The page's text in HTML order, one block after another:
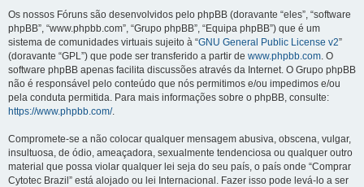
Os nossos Fóruns são desenvolvidos pelo phpBB (doravante “eles”, “software
phpBB”, “www.phpbb.com”, “Grupo phpBB”, “Equipa phpBB”) que é um
sistema de comunidades virtuais sujeito à “GNU General Public License v2”
(doravante “GPL”) que pode ser transferido a partir de www.phpbb.com. O
software phpBB apenas facilita discussões através da Internet. O Grupo phpBB
não é responsável pelo conteúdo que nós permitimos e/ou impedimos e/ou
pela conduta permitida. Para mais informações sobre o phpBB, consulte:
https://www.phpbb.com/.
Compromete-se a não colocar qualquer mensagem abusiva, obscena, vulgar,
insultuosa, de ódio, ameaçadora, sexualmente tendenciosa ou qualquer outro
material que possa violar qualquer lei seja do seu país, o país onde “Comprar
Cytotec Brazil” está alojado ou lei Internacional. Fazer isso pode levá-lo a ser